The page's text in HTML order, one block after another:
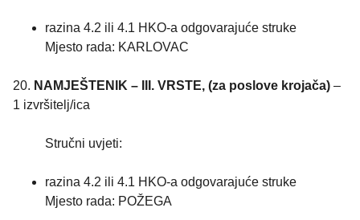
razina 4.2 ili 4.1 HKO-a odgovarajuće struke
Mjesto rada: KARLOVAC
20. NAMJEŠTENIK – III. VRSTE, (za poslove krojača) –
1 izvršitelj/ica
Stručni uvjeti:
razina 4.2 ili 4.1 HKO-a odgovarajuće struke
Mjesto rada: POŽEGA